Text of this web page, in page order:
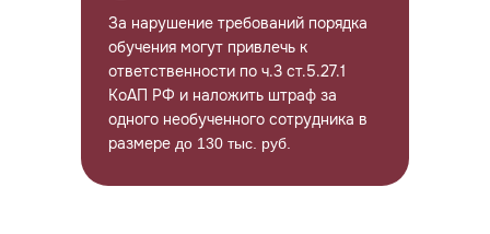
За нарушение требований порядка
обучения могут привлечь к
ответственности по ч.3 ст.5.27.1
КоАП РФ и наложить штраф за
одного необученного сотрудника в
размере до 130 тыс. руб.